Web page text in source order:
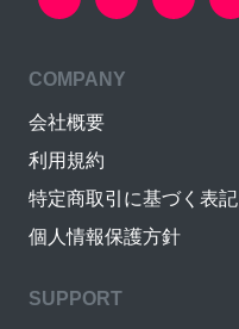
COMPANY
会社概要
利用規約
特定商取引に基づく表記
個人情報保護方針
SUPPORT